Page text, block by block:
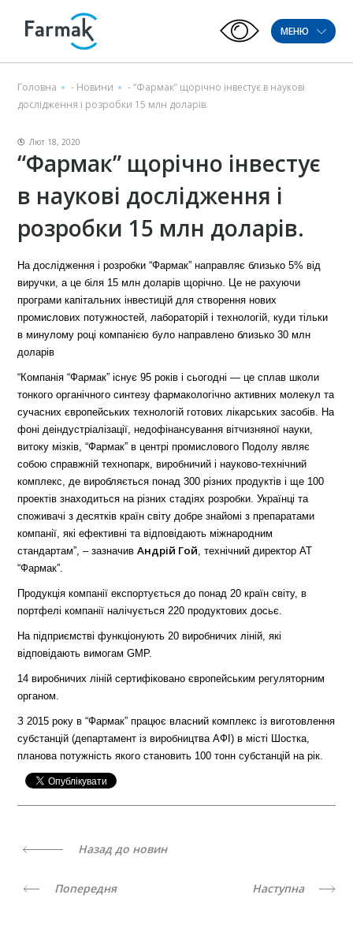
МЕНЮ
Головна - Новини -“Фармак” щорічно інвестує в наукові
дослідження і розробки 15 млн доларів.
Лют 18, 2020
“Фармак” щорічно інвестує
в наукові дослідження і
розробки 15 млн доларів.
На дослідження і розробки “Фармак” направляє близько 5% від
виручки, а це біля 15 млн доларів щорічно. Це не рахуючи
програми капітальних інвестицій для створення нових
промислових потужностей, лабораторій і технологій, куди тільки
в минулому році компанією було направлено близько 30 млн
доларів
“Компанія “Фармак” існує 95 років і сьогодні — це сплав школи
тонкого органічного синтезу фармакологічно активних молекул та
сучасних європейських технологій готових лікарських засобів. На
фоні деіндустріалізації, недофінансування вітчизняної науки,
витоку мізків, “Фармак” в центрі промислового Подолу являє
собою справжній технопарк, виробничий і науково-технічний
комплекс, де виробляється понад 300 різних продуктів і ще 100
проектів знаходиться на різних стадіях розробки. Українці та
споживачі з десятків країн світу добре знайомі з препаратами
компанії, які ефективні та відповідають міжнародним
стандартам”, – зазначивАндрій Гой, технічний директор АТ
“Фармак”.
Продукція компанії експортується до понад 20 країн світу, в
портфелі компанії налічується 220 продуктових досьє.
На підприємстві функціонують 20 виробничих ліній, які
відповідають вимогам GMP.
14 виробничих ліній сертифіковано європейським регуляторним
органом.
З 2015 року в “Фармак” працює власний комплекс із виготовлення
субстанцій (департамент із виробництва АФІ) в місті Шостка,
планова потужність якого становить 100 тонн субстанцій на рік.
Назад до новин
Попередня Наступна